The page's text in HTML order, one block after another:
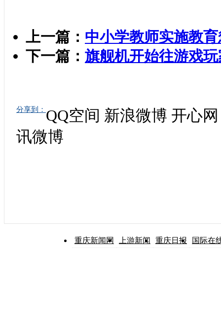
上一篇： 中小学教师实施教
下一篇： 旗舰机开始往游戏
分享到： QQ空间 新浪微博 开心网
讯微博
重庆新闻网 上游新闻 重庆日报 国际在